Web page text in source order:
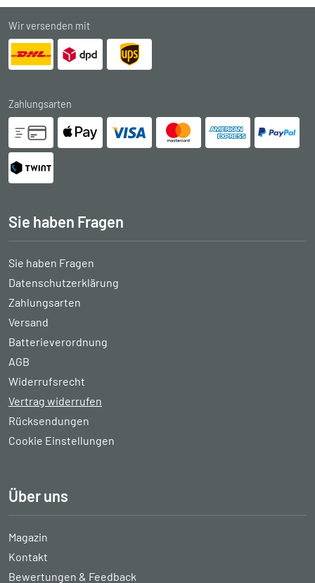
Wir versenden mit
Zahlungsarten
Sie haben Fragen
Sie haben Fragen
Datenschutzerklärung
Zahlungsarten
Versand
Batterieverordnung
AGB
Widerrufsrecht
Vertrag widerrufen
Rücksendungen
Cookie Einstellungen
Über uns
Magazin
Kontakt
Bewertungen & Feedback